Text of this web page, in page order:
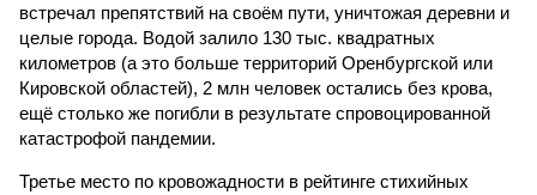
встречал препятствий на своём пути, уничтожая деревни и
целые города. Водой залило 130 тыс. квадратных
километров (а это больше территорий Оренбургской или
Кировской областей), 2 млн человек остались без крова,
ещё столько же погибли в результате спровоцированной
катастрофой пандемии.
Третье место по кровожадности в рейтинге стихийных